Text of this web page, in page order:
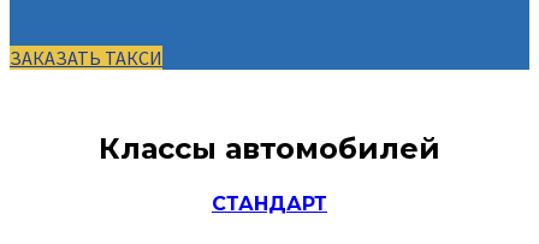
ЗАКАЗАТЬ ТАКСИ
Классы автомобилей
СТАНДАРТ